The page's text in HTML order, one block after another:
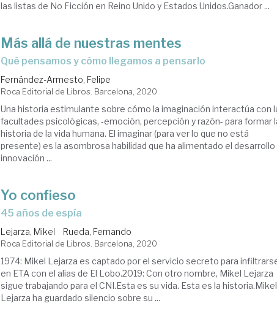
las listas de No Ficción en Reino Unido y Estados Unidos.Ganador ...
Más allá de nuestras mentes
qué pensamos y cómo llegamos a pensarlo
Fernández-Armesto, Felipe
Roca Editorial de Libros. Barcelona, 2020
Una historia estimulante sobre cómo la imaginación interactúa con
facultades psicológicas, -emoción, percepción y razón- para formar
historia de la vida humana. El imaginar (para ver lo que no está
presente) es la asombrosa habilidad que ha alimentado el desarrollo
innovación ...
Yo confieso
45 años de espía
Lejarza, Mikel Rueda, Fernando
Roca Editorial de Libros. Barcelona, 2020
1974: Mikel Lejarza es captado por el servicio secreto para
en ETA con el alias de El Lobo.2019: Con otro nombre, Mikel Lejarza
sigue trabajando para el CNI.Esta es su vida. Esta es la historia.Mikel
Lejarza ha guardado silencio sobre su ...